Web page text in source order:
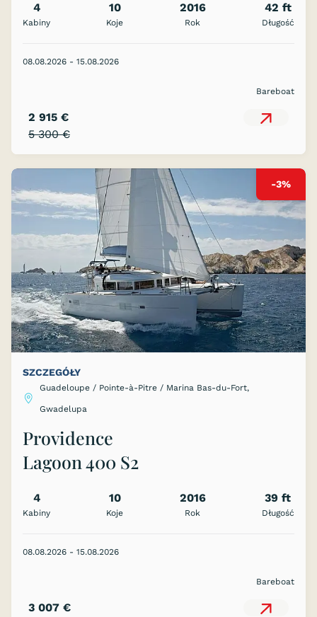
4
Kabiny
10
Koje
2016
Rok
42 ft
Długość
08.08.2026 - 15.08.2026
Bareboat
5 300 €
2 915 €
-3%
SZCZEGÓŁY
Guadeloupe / Pointe-à-Pitre / Marina Bas-du-Fort,
Gwadelupa
Providence
Lagoon 400 S2
4
Kabiny
10
Koje
2016
Rok
39 ft
Długość
08.08.2026 - 15.08.2026
Bareboat
3 007 €